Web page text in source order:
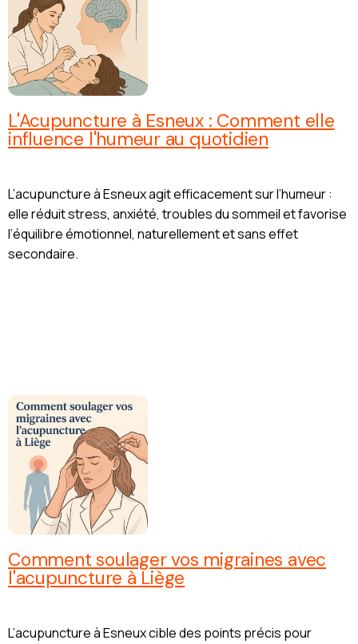
L'Acupuncture à Esneux : Comment elle
influence l'humeur au quotidien
L’acupuncture à Esneux agit efficacement sur l’humeur :
elle réduit stress, anxiété, troubles du sommeil et favorise
l’équilibre émotionnel, naturellement et sans effet
secondaire.
Comment soulager vos migraines avec
l'acupuncture à Liège
L’acupuncture à Esneux cible des points précis pour